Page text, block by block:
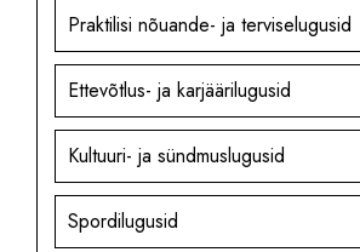
Praktilisi nõuande- ja terviselugusid
Ettevõtlus- ja karjäärilugusid
Kultuuri- ja sündmuslugusid
Spordilugusid